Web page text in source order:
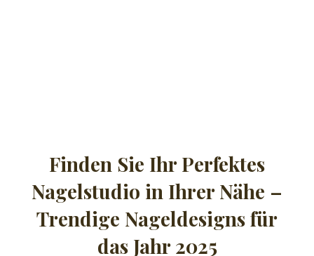
Finden Sie Ihr Perfektes
Nagelstudio in Ihrer Nähe –
Trendige Nageldesigns für
das Jahr 2025